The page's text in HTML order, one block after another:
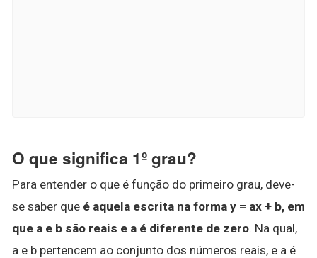
O que significa 1º grau?
Para entender o que é função do primeiro grau, deve-
se saber que é aquela escrita na forma y = ax + b, em
que a e b são reais e a é diferente de zero. Na qual,
a e b pertencem ao conjunto dos números reais, e a é